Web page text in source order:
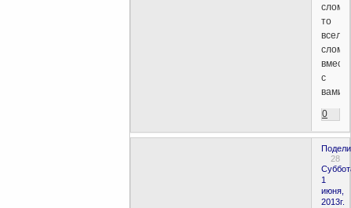
то
с
вами.
0
28
1
июня,
2013г.